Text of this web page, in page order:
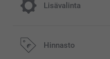
Lisävalinta
Nauti joulusta
Hinnasto